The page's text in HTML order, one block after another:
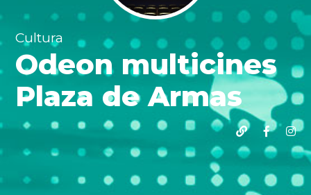
Cultura
Odeon multicines
Plaza de Armas